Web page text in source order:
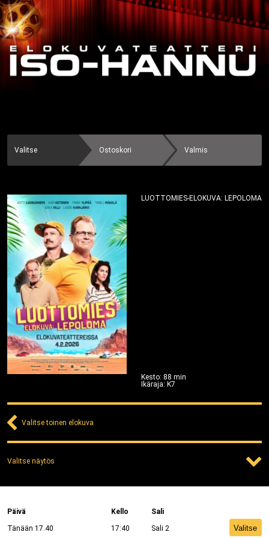
Valitse Ostoskori Valmis
LUOTTOMIES-ELOKUVA: LEPOLOMA
Kesto: 88 min
Ikäraja: K7
Valitse toinen elokuva
Valitse näytös
Päivä Kello
Sali
Tänään 17.40
17:40 Sali 2 Valitse